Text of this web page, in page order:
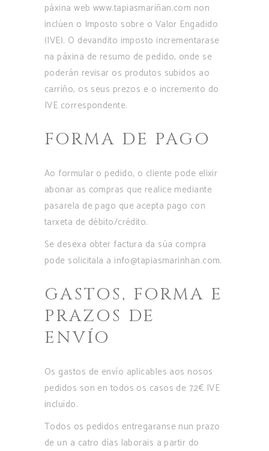
páxina web www.tapiasmariñan.com non
inclúen o Imposto sobre o Valor Engadido
(IVE). O devandito imposto incrementarase
na páxina de resumo de pedido, onde se
poderán revisar os produtos subidos ao
carriño, os seus prezos e o incremento do
IVE correspondente.
FORMA DE PAGO
Ao formular o pedido, o cliente pode elixir
abonar as compras que realice mediante
pasarela de pago que acepta pago con
tarxeta de débito/crédito.
Se desexa obter factura da súa compra
pode solicitala a info@tapiasmarinhan.com.
GASTOS, FORMA E
PRAZOS DE
ENVÍO
Os gastos de envío aplicables aos nosos
pedidos son en todos os casos de 72€ IVE
incluído.
Todos os pedidos entregaranse nun prazo
de un a catro días laborais a partir do